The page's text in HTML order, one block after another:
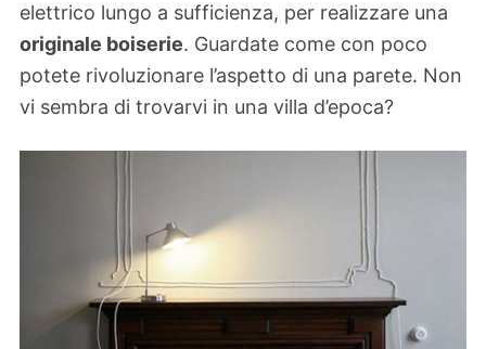
elettrico lungo a sufficienza, per realizzare una
originale boiserie. Guardate come con poco
potete rivoluzionare l’aspetto di una parete. Non
vi sembra di trovarvi in una villa d’epoca?